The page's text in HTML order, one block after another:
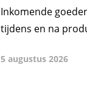
Inkomende
tijdens en na
5 augustus 2026